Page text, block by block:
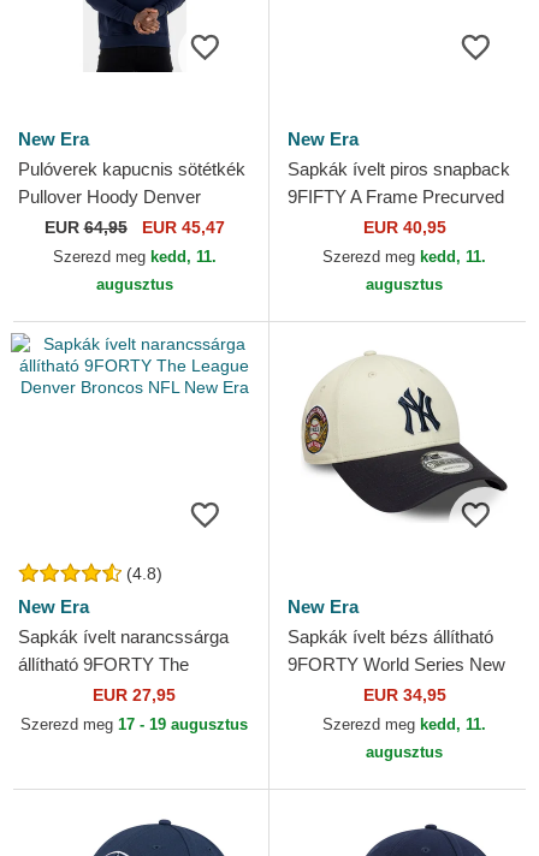
New Era
Pulóverek kapucnis sötétkék
Pullover Hoody Denver
Nuggets NBA New Era
EUR64,95 EUR 45,47
Szerezd meg kedd, 11.
augusztus
New Era
Sapkák ívelt piros snapback
9FIFTY A Frame Precurved
Hardwood Classics Denver
Nuggets NBA New Era
EUR 40,95
Szerezd meg kedd, 11.
augusztus
(4.8)
New Era
Sapkák ívelt narancssárga
állítható 9FORTY The
League Denver Broncos NFL
New Era
EUR 27,95
Szerezd meg 17 - 19 augusztus
New Era
Sapkák ívelt bézs állítható
9FORTY World Series New
York Yankees MLB New Era
EUR 34,95
Szerezd meg kedd, 11.
augusztus